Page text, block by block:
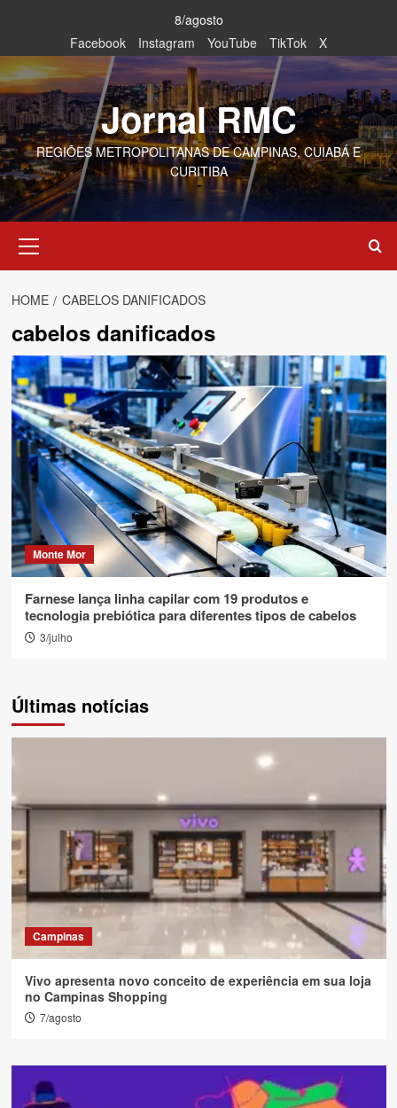
content
8/agosto
Facebook
Instagram YouTube TikTok X
Jornal RMC
REGIÕES METROPOLITANAS DE CAMPINAS, CUIABÁ E
CURITIBA
Menu
HOME CABELOS DANIFICADOS
cabelos danificados
Monte Mor
Farnese lança linha capilar com 19 produtos e
tecnologia prebiótica para diferentes tipos de cabelos
3/julho
Últimas notícias
Campinas
Vivo apresenta novo conceito de experiência em sua loja
no Campinas Shopping
7/agosto